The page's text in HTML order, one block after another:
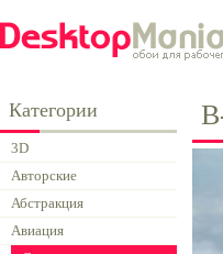
Категории
3D
Авторские
Абстракция
Авиация